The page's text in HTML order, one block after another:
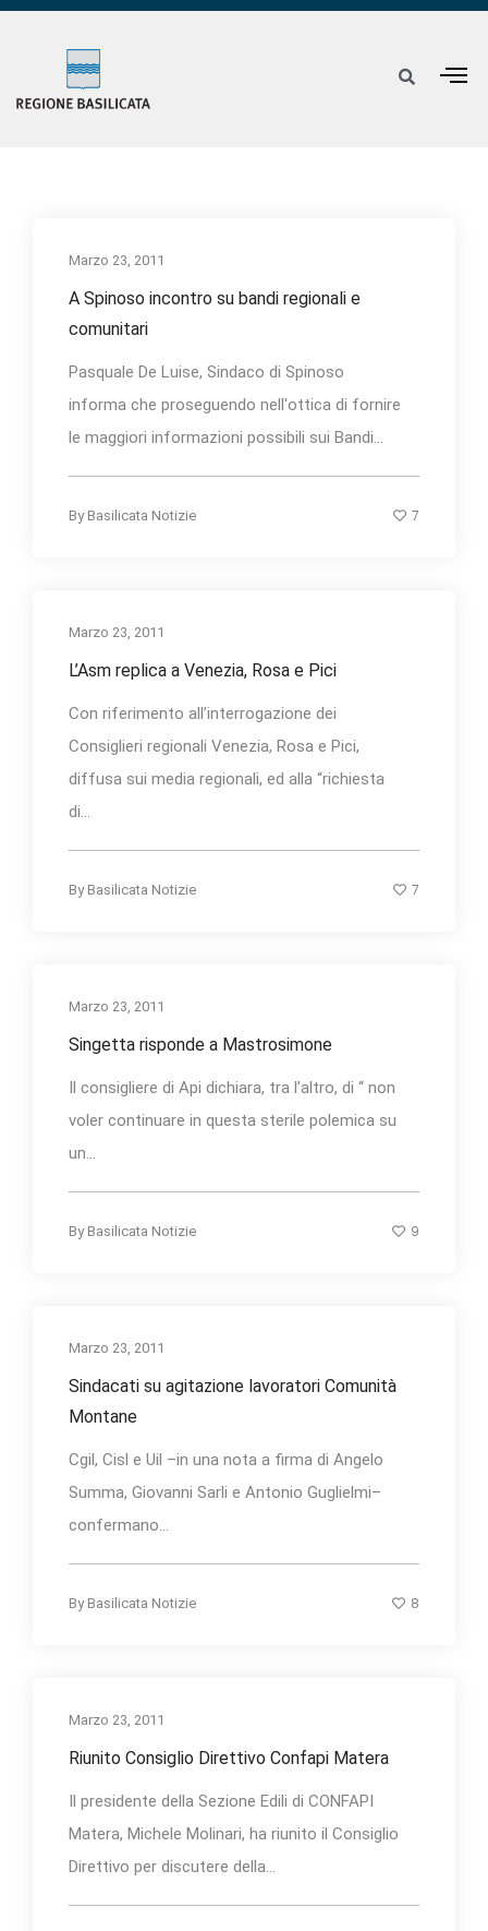
Marzo 23, 2011
A Spinoso incontro su bandi regionali e
comunitari
Pasquale De Luise, Sindaco di Spinoso
informa che proseguendo nell'ottica di fornire
le maggiori informazioni possibili sui Bandi...
By Basilicata Notizie 7
Marzo 23, 2011
L’Asm replica a Venezia, Rosa e Pici
Con riferimento all’interrogazione dei
Consiglieri regionali Venezia, Rosa e Pici,
diffusa sui media regionali, ed alla “richiesta
di...
By Basilicata Notizie 7
Marzo 23, 2011
Singetta risponde a Mastrosimone
Il consigliere di Api dichiara, tra l’altro, di “ non
voler continuare in questa sterile polemica su
un...
By Basilicata Notizie 9
Marzo 23, 2011
Sindacati su agitazione lavoratori Comunità
Montane
Cgil, Cisl e Uil –in una nota a firma di Angelo
Summa, Giovanni Sarli e Antonio Guglielmi–
confermano...
By Basilicata Notizie 8
Marzo 23, 2011
Riunito Consiglio Direttivo Confapi Matera
Il presidente della Sezione Edili di CONFAPI
Matera, Michele Molinari, ha riunito il Consiglio
Direttivo per discutere della...